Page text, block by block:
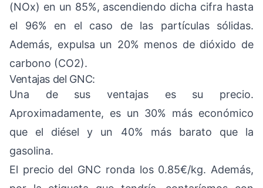
(NOx) en un 85%, ascendiendo dicha cifra hasta
el 96% en el caso de las partículas sólidas.
Además, expulsa un 20% menos de dióxido de
carbono (CO2).
Ventajas del GNC:
Una de sus ventajas es su precio.
Aproximadamente, es un 30% más económico
que el diésel y un 40% más barato que la
gasolina.
El precio del GNC ronda los 0.85€/kg. Además,